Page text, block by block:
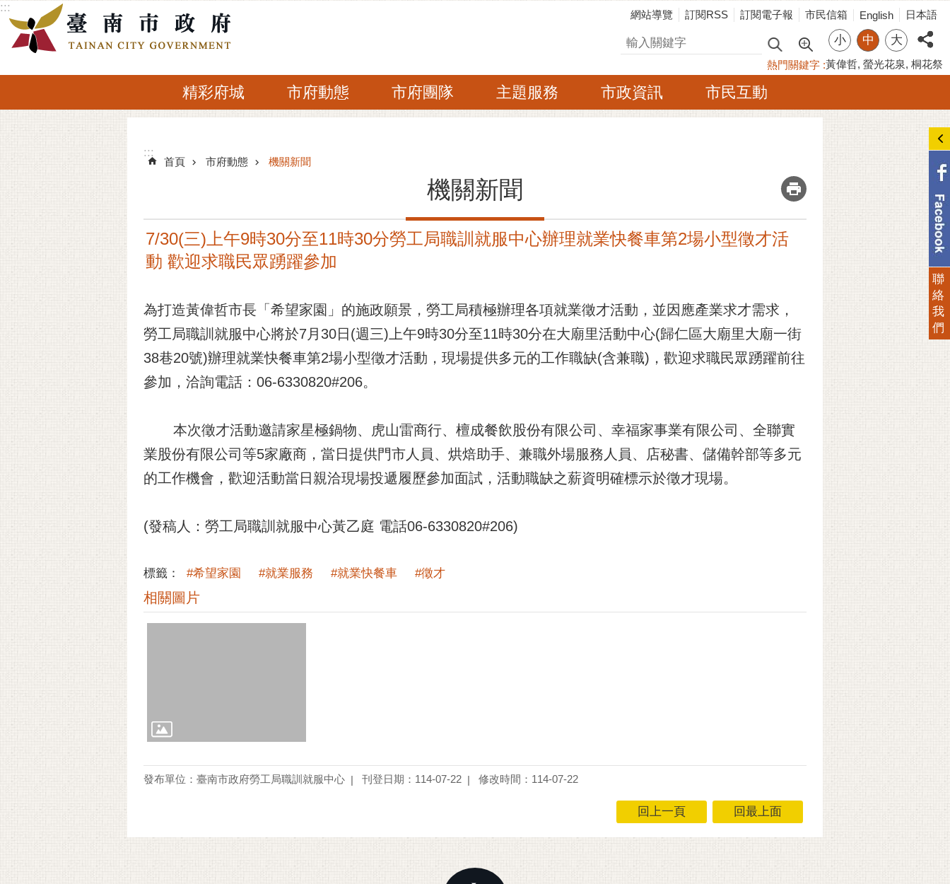
跳到主要內容區塊
:::
網站導覽 訂閱RSS 訂閱電子報 市民信箱 English 日本語
搜尋 小 中 大
熱門關鍵字 黃偉哲 螢光花泉 桐花祭
精彩府城 市府動態 市府團隊 主題服務 市政資訊 市民互動
:::
:::
首頁 市府動態 機關新聞
機關新聞 _
7/30(三)上午9時30分至11時30分勞工局職訓就服中心辦理就業快餐車第2場小型徵才活
動 歡迎求職民眾踴躍參加
為打造黃偉哲市長「希望家園」的施政願景，勞工局積極辦理各項就業徵才活動，並因應產業求才需求，
勞工局職訓就服中心將於7月30日(週三)上午9時30分至11時30分在大廟里活動中心(歸仁區大廟里大廟一街
38巷20號)辦理就業快餐車第2場小型徵才活動，現場提供多元的工作職缺(含兼職)，歡迎求職民眾踴躍前往
參加，洽詢電話：06-6330820#206。
本次徵才活動邀請家星極鍋物、虎山雷商行、檀成餐飲股份有限公司、幸福家事業有限公司、全聯實
業股份有限公司等5家廠商，當日提供門市人員、烘焙助手、兼職外場服務人員、店秘書、儲備幹部等多元
的工作機會，歡迎活動當日親洽現場投遞履歷參加面試，活動職缺之薪資明確標示於徵才現場。
(發稿人：勞工局職訓就服中心黃乙庭 電話06-6330820#206)
標籤： #希望家園 #就業服務 #就業快餐車 #徵才
相關圖片
發布單位：臺南市政府勞工局職訓就服中心 刊登日期：114-07-22 修改時間：114-07-22
回上一頁 回最上面
聯
絡
我
們